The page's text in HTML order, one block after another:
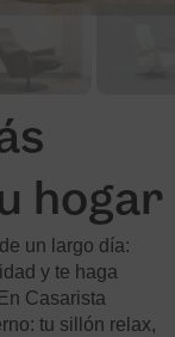
hogar
un largo día:
y te haga
Casarista
tu sillón relax,